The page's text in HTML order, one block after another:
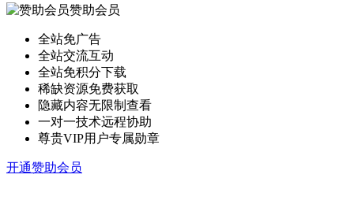
赞助会员
全站免广告
全站交流互动
全站免积分下载
稀缺资源免费获取
隐藏内容无限制查看
一对一技术远程协助
尊贵VIP用户专属勋章
开通赞助会员